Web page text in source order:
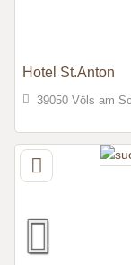
Hotel St.Anton
39050 Völs am